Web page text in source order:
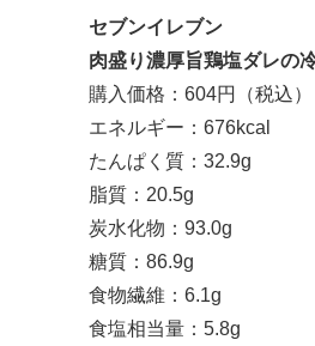
セブンイレブン
肉盛り濃厚旨鶏塩ダレの
購入価格：604円（税込）
エネルギー：676kcal
たんぱく質：32.9g
脂質：20.5g
炭水化物：93.0g
糖質：86.9g
食物繊維：6.1g
食塩相当量：5.8g